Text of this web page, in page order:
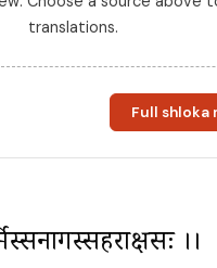
translations.
Full shloka
।।